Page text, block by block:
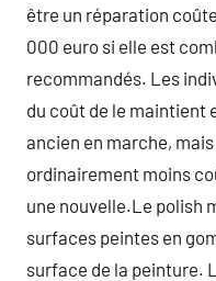
être un réparation
000 euro si elle est
recommandés. Les
du coût de le maintient
ancien en marche,
ordinairement moins
une nouvelle.Le polish
surfaces peintes en
surface de la peinture.